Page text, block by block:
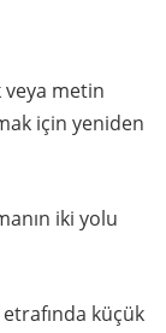
veya metin
için yeniden
iki yolu
küçük